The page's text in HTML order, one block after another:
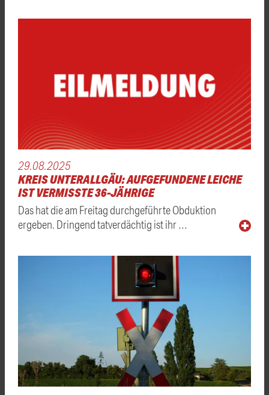
29.08.2025
KREIS UNTERALLGÄU: AUFGEFUNDENE LEICHE
IST VERMISSTE 36-JÄHRIGE
Das hat die am Freitag durchgeführte Obduktion
ergeben. Dringend tatverdächtig ist ihr …